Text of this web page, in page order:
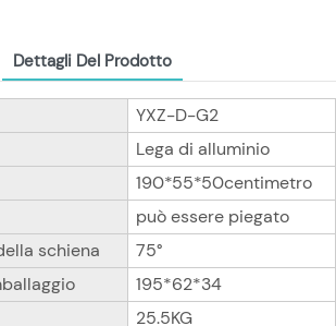
Dettagli Del Prodotto
YXZ-D-G2
Lega di alluminio
190*55*50centimetro
può essere piegato
schiena
75°
195*62*34
25.5KG